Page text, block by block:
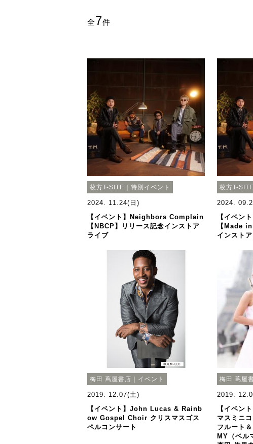
全7件
枚方T-SITE｜特別イベント
2024. 11.24(日)
【イベント】Neighbors Complain
【NBCP】リリース記念インストア
ライブ
枚方T-
2024.
【イベン
【Made
インスト
梅田 蔦屋書店｜イベント
2019. 12.07(土)
【イベント】John Lucas & Rainb
ow Gospel Choir クリスマスゴス
ペルコンサート
梅田 蔦屋
2019.
【イベン
マスミニ
フルート
MY（ベル